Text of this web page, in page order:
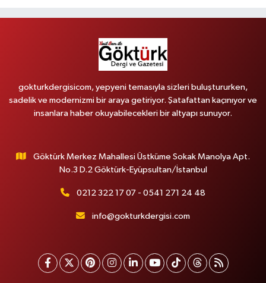
gokturkdergisicom, yepyeni temasıyla sizleri buluştururken,
sadelik ve modernizmi bir araya getiriyor. Şatafattan kaçınıyor ve
insanlara haber okuyabilecekleri bir altyapı sunuyor.
Göktürk Merkez Mahallesi Üstküme Sokak Manolya Apt.
No.3 D.2 Göktürk-Eyüpsultan/İstanbul
0212 322 17 07 - 0541 271 24 48
info@gokturkdergisi.com